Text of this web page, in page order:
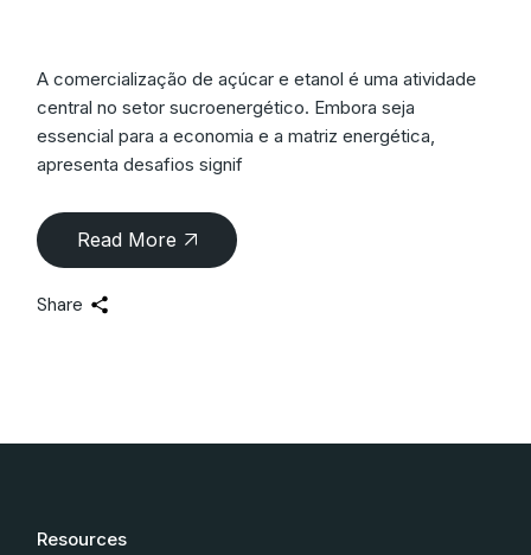
A comercialização de açúcar e etanol é uma atividade
central no setor sucroenergético. Embora seja
essencial para a economia e a matriz energética,
apresenta desafios signif
Read More
Share
Resources